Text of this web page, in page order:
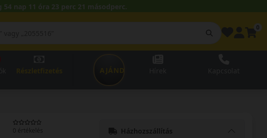
nap 11 óra 23 perc 20 másodperc.
AJÁNDÉKUTALVÁNY
0 értékelés Házhozszállítás